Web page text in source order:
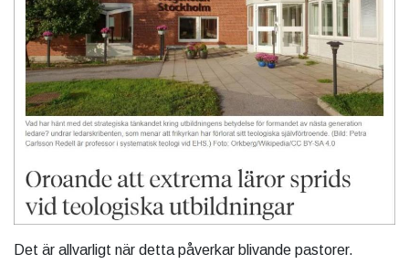
Det är allvarligt när detta påverkar blivande pastorer.